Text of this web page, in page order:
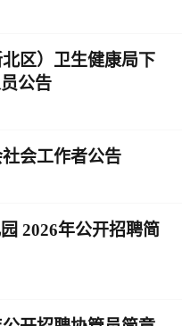
区）卫生健康局下
公告
会工作者公告
2026年公开招聘简